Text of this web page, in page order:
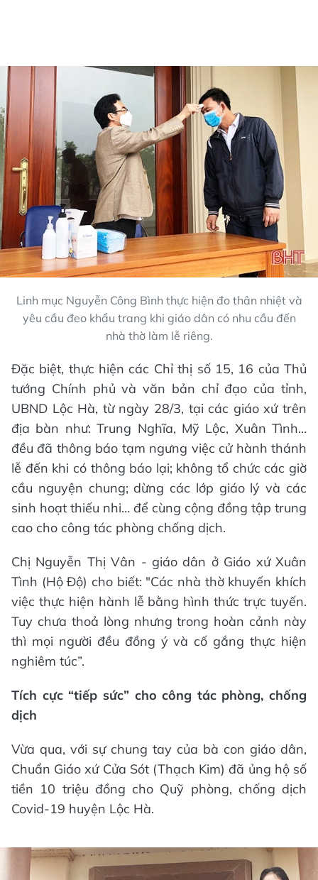
Linh mục Nguyễn Công Bình thực hiện đo thân nhiệt và
yêu cầu đeo khẩu trang khi giáo dân có nhu cầu đến
nhà thờ làm lễ riêng.
Đặc biệt, thực hiện các Chỉ thị số 15, 16 của Thủ
tướng Chính phủ và văn bản chỉ đạo của tỉnh,
UBND Lộc Hà, từ ngày 28/3, tại các giáo xứ trên
địa bàn như: Trung Nghĩa, Mỹ Lộc, Xuân Tình…
đều đã thông báo tạm ngưng việc cử hành thánh
lễ đến khi có thông báo lại; không tổ chức các giờ
cầu nguyện chung; dừng các lớp giáo lý và các
sinh hoạt thiếu nhi… để cùng cộng đồng tập trung
cao cho công tác phòng chống dịch.
Chị Nguyễn Thị Vân - giáo dân ở Giáo xứ Xuân
Tình (Hộ Độ) cho biết: "Các nhà thờ khuyến khích
việc thực hiện hành lễ bằng hình thức trực tuyến.
Tuy chưa thoả lòng nhưng trong hoàn cảnh này
thì mọi người đều đồng ý và cố gắng thực hiện
nghiêm túc”.
Tích cực “tiếp sức” cho công tác phòng, chống
dịch
Vừa qua, với sự chung tay của bà con giáo dân,
Chuẩn Giáo xứ Cửa Sót (Thạch Kim) đã ủng hộ số
tiền 10 triệu đồng cho Quỹ phòng, chống dịch
Covid-19 huyện Lộc Hà.